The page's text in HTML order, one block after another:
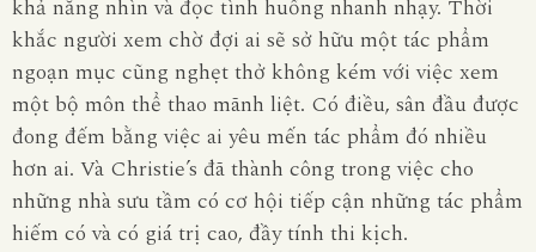
khả năng nhìn và đọc tình huống nhanh nhạy. Thời
khắc người xem chờ đợi ai sẽ sở hữu một tác phẩm
ngoạn mục cũng nghẹt thở không kém với việc xem
một bộ môn thể thao mãnh liệt. Có điều, sân đầu được
đong đếm bằng việc ai yêu mến tác phẩm đó nhiều
hơn ai. Và Christie’s đã thành công trong việc cho
những nhà sưu tầm có cơ hội tiếp cận những tác phẩm
hiếm có và có giá trị cao, đầy tính thi kịch.